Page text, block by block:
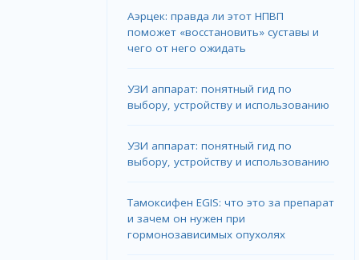
Аэрцек: правда ли этот НПВП
поможет «восстановить» суставы и
чего от него ожидать
УЗИ аппарат: понятный гид по
выбору, устройству и использованию
УЗИ аппарат: понятный гид по
выбору, устройству и использованию
Тамоксифен EGIS: что это за препарат
и зачем он нужен при
гормонозависимых опухолях